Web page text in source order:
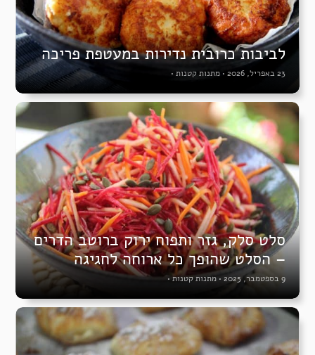
לביבות כרובית נדירות במעטפת פריכה
23 באפריל, 2026 • מתנות קטנות •
סלט סלק, גזר ותפוח ירוק ברוטב הדרים
– הסלט שהופך כל ארוחה לחגיגה
9 בספטמבר, 2025 • מתנות קטנות •